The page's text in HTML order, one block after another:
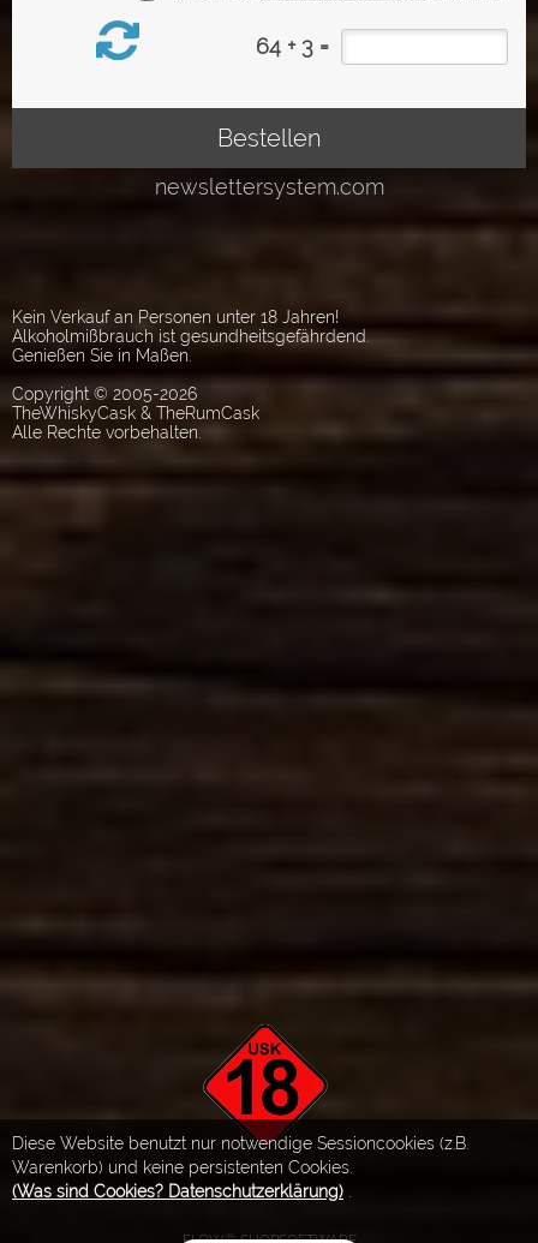
Diese Website benutzt nur notwendige Sessioncookies (z.B.
Warenkorb) und keine persistenten Cookies.
(Was sind Cookies? Datenschutzerklärung)
Kein Verkauf an Personen unter 18 Jahren!
Alkoholmißbrauch ist gesundheitsgefährdend.
Genießen Sie in Maßen.
Copyright © 2005-2026
TheWhiskyCask & TheRumCask
Alle Rechte vorbehalten.